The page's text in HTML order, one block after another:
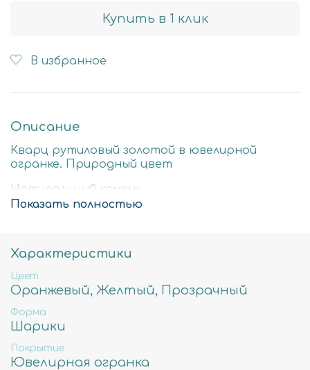
Купить в 1 клик
В избранное
Описание
Кварц рутиловый золотой в ювелирной
огранке. Природный цвет
Натуральный камень
Показать полностью
Характеристики
Цвет
Оранжевый, Желтый, Прозрачный
Форма
Шарики
Покрытие
Ювелирная огранка